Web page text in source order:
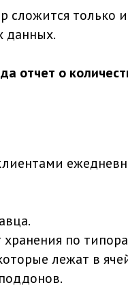
только
данных.
отчет о
хранения по
лежат в